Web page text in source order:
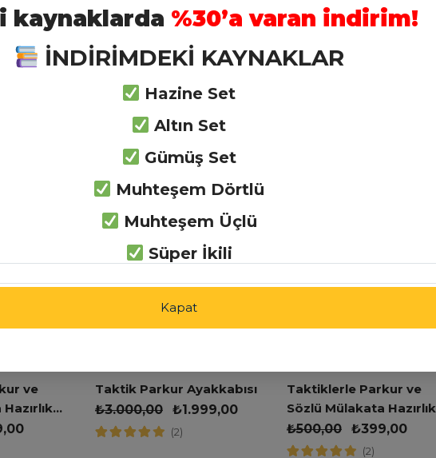
Kaynakları
Kaynakları
Yöntemiyle Çalış
ve
Taktik Parkur Ayakkabısı
₺3.000,00 ₺1.999,00
(2)
Taktiklerle Parkur ve
Sözlü Mülakata Hazırlık
Kitabı
₺500,00 ₺399,00
(2)
kaynaklarda %30’a varan indirim!
İNDİRİMDEKİ KAYNAKLAR
Hazine Set
Altın Set
Gümüş Set
Muhteşem Dörtlü
Muhteşem Üçlü
Süper İkili
Kapat